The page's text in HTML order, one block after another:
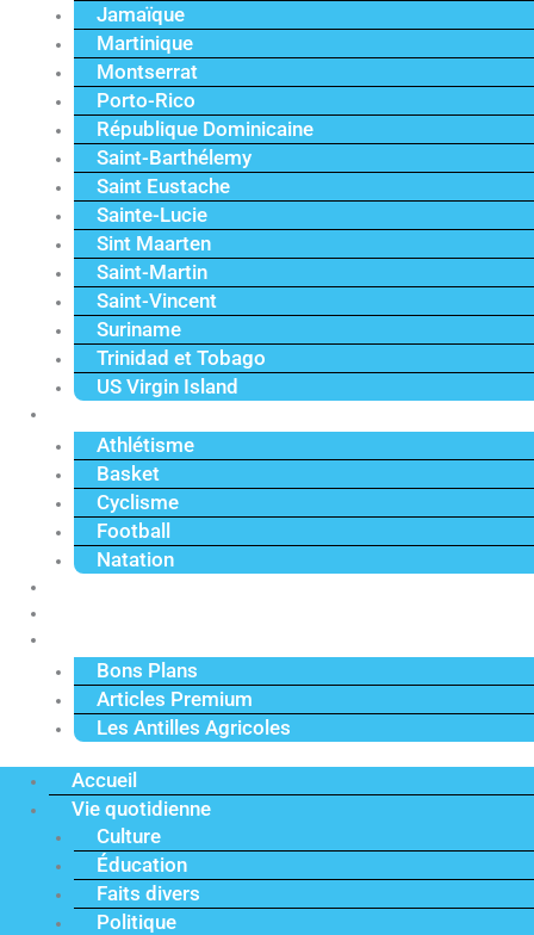
Jamaïque
Martinique
Montserrat
Porto-Rico
République Dominicaine
Saint-Barthélemy
Saint Eustache
Sainte-Lucie
Sint Maarten
Saint-Martin
Saint-Vincent
Suriname
Trinidad et Tobago
US Virgin Island
Athlétisme
Basket
Cyclisme
Football
Natation
Bons Plans
Articles Premium
Les Antilles Agricoles
Accueil
Vie quotidienne
Culture
Éducation
Faits divers
Politique